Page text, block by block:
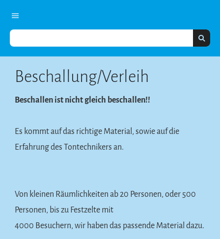
Beschallung/Verleih
Beschallen ist nicht gleich beschallen!!
Es kommt auf das richtige Material, sowie auf die
Erfahrung des Tontechnikers an.
Von kleinen Räumlichkeiten ab 20 Personen, oder 500
Personen, bis zu Festzelte mit
4000 Besuchern, wir haben das passende Material dazu.